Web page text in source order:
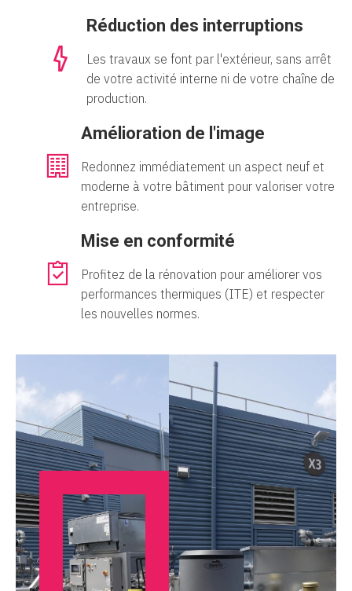
Réduction des interruptions
Les travaux se font par l'extérieur, sans arrêt
de votre activité interne ni de votre chaîne de
production.
Amélioration de l'image
Redonnez immédiatement un aspect neuf et
moderne à votre bâtiment pour valoriser votre
entreprise.
Mise en conformité
Profitez de la rénovation pour améliorer vos
performances thermiques (ITE) et respecter
les nouvelles normes.